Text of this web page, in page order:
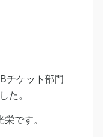
チケット部門
た。
です。